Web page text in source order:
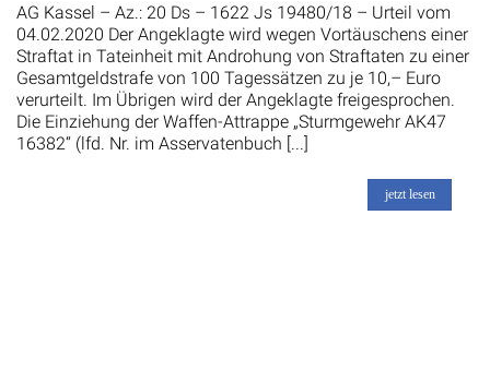
AG Kassel – Az.: 20 Ds – 1622 Js 19480/18 – Urteil vom
04.02.2020 Der Angeklagte wird wegen Vortäuschens einer
Straftat in Tateinheit mit Androhung von Straftaten zu einer
Gesamtgeldstrafe von 100 Tagessätzen zu je 10,– Euro
verurteilt. Im Übrigen wird der Angeklagte freigesprochen.
Die Einziehung der Waffen-Attrappe „Sturmgewehr AK47
16382“ (lfd. Nr. im Asservatenbuch [...]
jetzt lesen